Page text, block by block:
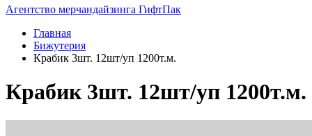
Агентство мерчандайзинга ГифтПак
Главная
Бижутерия
Крабик 3шт. 12шт/уп 1200т.м.
Крабик 3шт. 12шт/уп 1200т.м.